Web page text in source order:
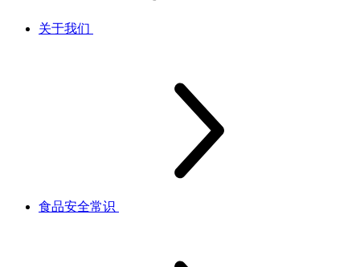
关于我们
食品安全常识